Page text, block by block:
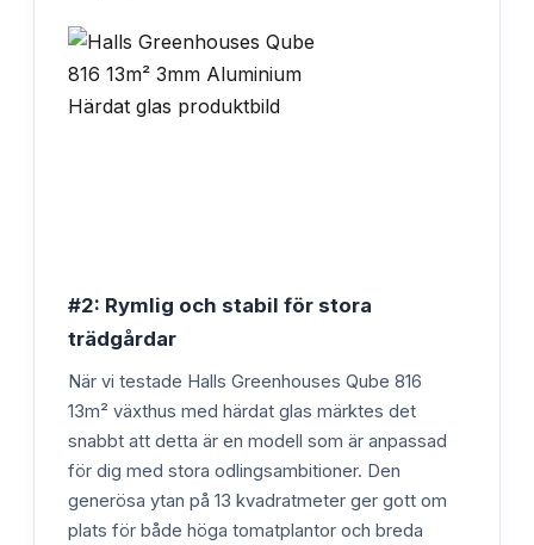
#2: Rymlig och stabil för stora
trädgårdar
När vi testade Halls Greenhouses Qube 816
13m² växthus med härdat glas märktes det
snabbt att detta är en modell som är anpassad
för dig med stora odlingsambitioner. Den
generösa ytan på 13 kvadratmeter ger gott om
plats för både höga tomatplantor och breda